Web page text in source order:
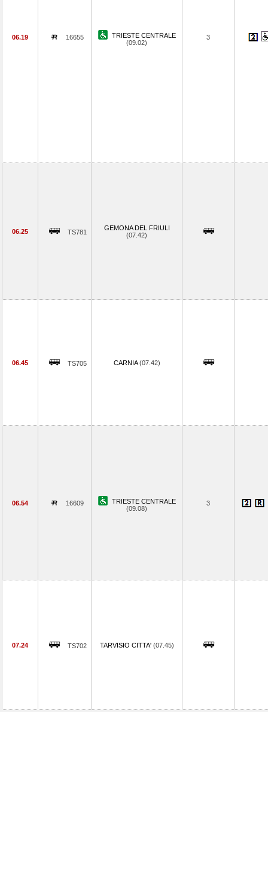
06.19 16655
TRIESTE CENTRALE
(09.02)
3
06.25 TS781
GEMONA DEL FRIULI
(07.42)
06.45 TS705 CARNIA(07.42)
06.54 16609
TRIESTE CENTRALE
(09.08)
3
07.24 TS702 TARVISIO CITTA' (07.45)